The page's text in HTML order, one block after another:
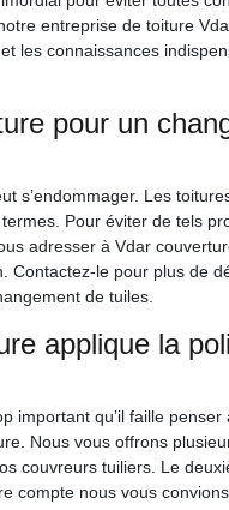
entreprise de toiture
les connaissances
pour un
s’endommager. Les
Pour éviter de tels
adresser à Vdar
le pour plus de
de tuiles.
applique la
important qu’il faille
Nous vous offrons
couvreurs tuiliers. Le
compte nous vous